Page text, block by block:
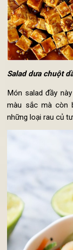
Salad dưa chuột
Món salad đầy
màu sắc mà
những loại rau củ